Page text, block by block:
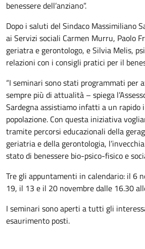
benessere dell’anziano”.
Dopo i saluti del Sindaco Massimiliano
ai Servizi sociali Carmen Murru, Paolo
geriatra e gerontologo, e Silvia Melis,
relazioni con i consigli pratici per il
“I seminari sono stati programmati per
sempre più di attualità – spiega
Sardegna assistiamo infatti a un rapido
popolazione. Con questa iniziativa
tramite percorsi educazionali della
geriatria e della gerontologia,
stato di benessere bio-psico-fisico e
Tre gli appuntamenti in calendario: il 6
19, il 13 e il 20 novembre dalle 16.30
I seminari sono aperti a tutti gli
esaurimento posti.